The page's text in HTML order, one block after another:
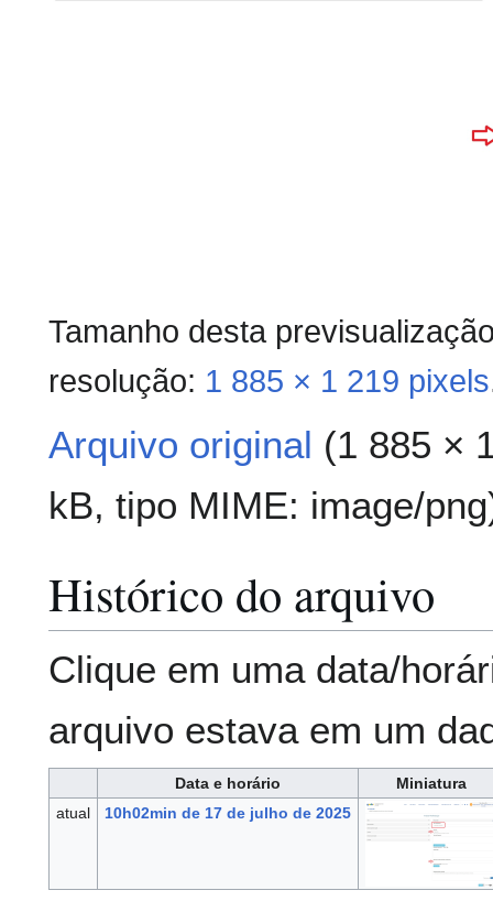
Tamanho desta
resolução: 1 885 × 1 219 pixels
Arquivo original (1 885 ×
kB, tipo MIME: image/png
Histórico do arquivo
Clique em uma data/
arquivo estava em um
Data e horário
Miniatura
atual
10h02min de 17 de julho de 2025